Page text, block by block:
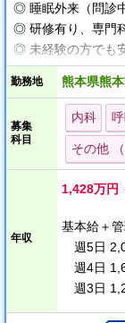
◎ 睡眠外来（問診
◎ 研修有り、専門
◎ 未経験の方でも
◎ 完全予約制で、
週3日から勤務が
が可能な高額求人
高収入でオンオフ
当院は、いびき・
る医療法人が熊本
勤務開始前にあら
望がある場合、外
勤務地 熊本県熊
募集
科目
内科
その他
年収
1,428万円
基本給＋
週5日
週4日
週3日